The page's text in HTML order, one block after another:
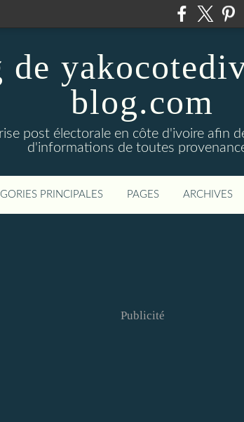
de
blog.com
post électorale en côte d'ivoire afin
d'informations de toutes
PRINCIPALES PAGES ARCHIVES
Publicité